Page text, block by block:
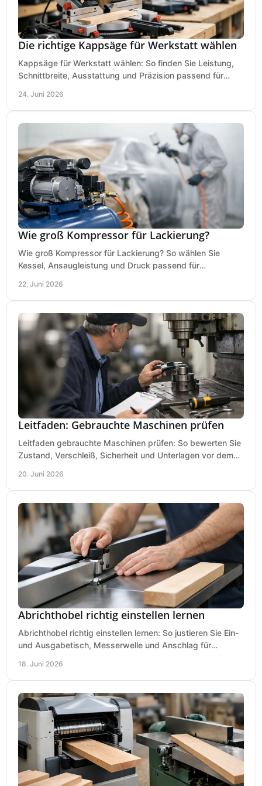
Die richtige Kappsäge für Werkstatt wählen
Kappsäge für Werkstatt wählen: So finden Sie Leistung,
Schnittbreite, Ausstattung und Präzision passend für
24. Juni 2026
Wie groß Kompressor für Lackierung?
Wie groß Kompressor für Lackierung? So wählen Sie
Kessel, Ansaugleistung und Druck passend für
22. Juni 2026
Leitfaden: Gebrauchte Maschinen prüfen
Leitfaden gebrauchte Maschinen prüfen: So bewerten Sie
Zustand, Verschleiß, Sicherheit und Unterlagen vor dem
20. Juni 2026
Abrichthobel richtig einstellen lernen
Abrichthobel richtig einstellen lernen: So justieren Sie Ein-
und Ausgabetisch, Messerwelle und Anschlag für
18. Juni 2026